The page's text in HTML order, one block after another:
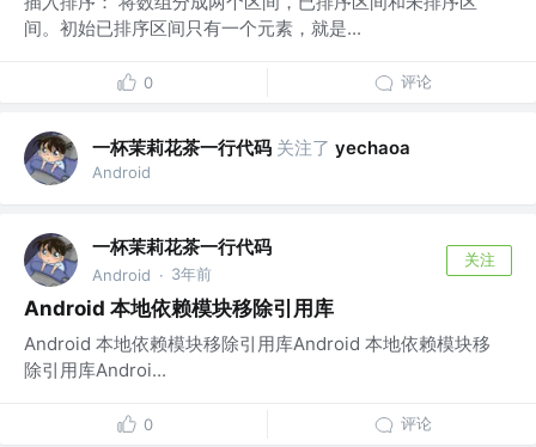
间。初始已排序区间只有一个元素，就是...
0 评论
一杯茉莉花茶一行代码 关注了 yechaoa
Android
一杯茉莉花茶一行代码
Android · 3年前
关注
Android 本地依赖模块移除引用库
Android 本地依赖模块移除引用库Android 本地依赖模块移
除引用库Androi...
0 评论